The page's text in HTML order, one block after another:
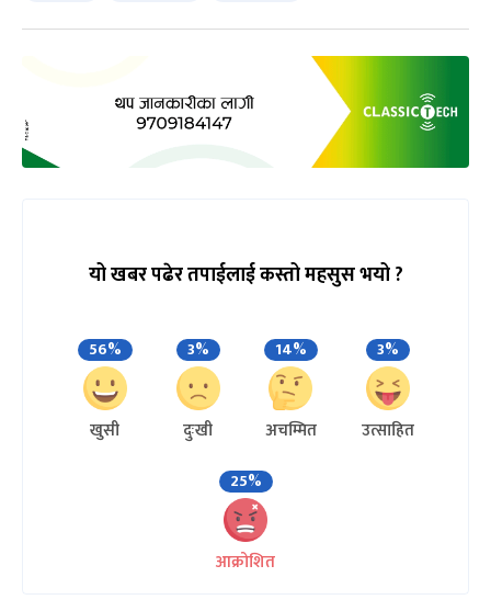
यो खबर पढेर तपाईलाई कस्तो महसुस भयो ?
56%
खुसी
3%
दुःखी
14%
अचम्मित
3%
उत्साहित
25%
आक्रोशित